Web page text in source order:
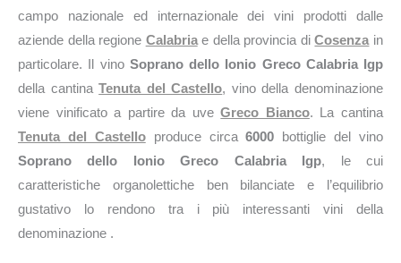
campo nazionale ed internazionale dei vini prodotti dalle
aziende della regione Calabriae della provincia diCosenza in
particolare. Il vino Soprano dello Ionio Greco Calabria Igp
della cantinaTenuta del Castello, vino della denominazione
viene vinificato a partire da uveGreco Bianco. La cantina
Tenuta del Castelloproduce circa6000 bottiglie del vino
Soprano dello Ionio Greco Calabria Igp, le cui
caratteristiche organolettiche ben bilanciate e l’equilibrio
gustativo lo rendono tra i più interessanti vini della
denominazione .